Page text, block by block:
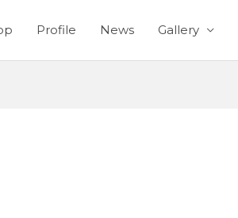
Profile News Gallery